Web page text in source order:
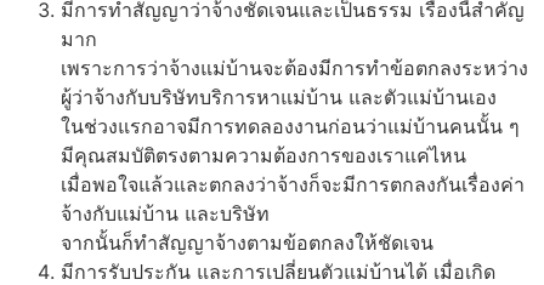
มีการทำสัญญาว่าจ้างชัดเจนและเป็นธรรม เรื่องนี้สำคัญ
มาก
เพราะการว่าจ้างแม่บ้านจะต้องมีการทำข้อตกลงระหว่าง
ผู้ว่าจ้างกับบริษัทบริการหาแม่บ้าน และตัวแม่บ้านเอง
ในช่วงแรกอาจมีการทดลองงานก่อนว่าแม่บ้านคนนั้น ๆ
มีคุณสมบัติตรงตามความต้องการของเราแค่ไหน
เมื่อพอใจแล้วและตกลงว่าจ้างก็จะมีการตกลงกันเรื่องค่า
จ้างกับแม่บ้าน และบริษัท
จากนั้นก็ทำสัญญาจ้างตามข้อตกลงให้ชัดเจน
มีการรับประกัน และการเปลี่ยนตัวแม่บ้านได้ เมื่อเกิด